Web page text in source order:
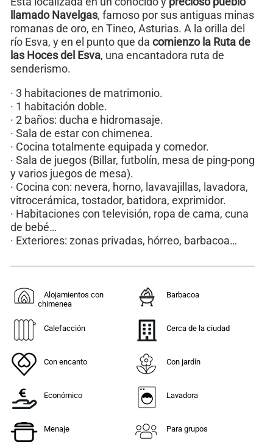
llamado Navelgas, famoso por sus antiguas minas
romanas de oro, en Tineo, Asturias. A la orilla del
río Esva, y en el punto que da comienzo la Ruta de
las Hoces del Esva, una encantadora ruta de
senderismo.
· 3 habitaciones de matrimonio.
· 1 habitación doble.
· 2 baños: ducha e hidromasaje.
· Sala de estar con chimenea.
· Cocina totalmente equipada y comedor.
· Sala de juegos (Billar, futbolín, mesa de ping-pong
y varios juegos de mesa).
· Cocina con: nevera, horno, lavavajillas, lavadora,
vitrocerámica, tostador, batidora, exprimidor.
· Habitaciones con televisión, ropa de cama, cuna
de bebé…
· Exteriores: zonas privadas, hórreo, barbacoa…
Alojamientos con
chimenea
Barbacoa
Calefacción Cerca de la ciudad
Con encanto Con jardín
Económico Lavadora
Menaje Para grupos